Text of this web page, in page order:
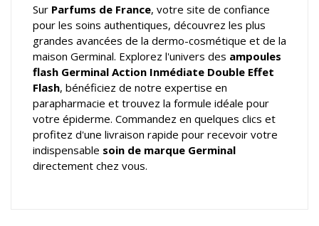
Sur Parfums de France, votre site de confiance
pour les soins authentiques, découvrez les plus
grandes avancées de la dermo-cosmétique et de la
maison Germinal. Explorez l'univers des ampoules
flash Germinal Action Inmédiate Double Effet
Flash, bénéficiez de notre expertise en
parapharmacie et trouvez la formule idéale pour
votre épiderme. Commandez en quelques clics et
profitez d'une livraison rapide pour recevoir votre
indispensable soin de marque Germinal
directement chez vous.